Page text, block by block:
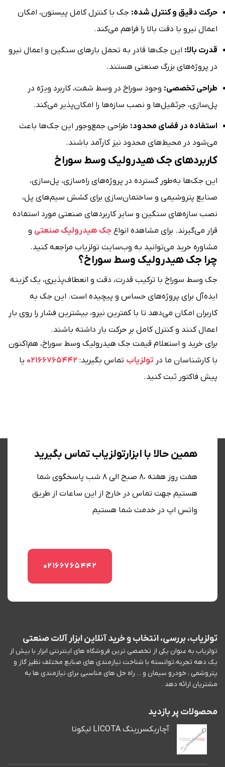
حرکت دقیق و کنترل شده: جک با کنترل کامل پیستون، امکان
اعمال نیرو با دقت بالا را فراهم می‌کند.
قدرت بالا: این جک‌ها قادر به تحمل بارهای سنگین و اعمال نیرو
در پروژه‌های بزرگ صنعتی هستند.
طراحی تخصصی: وجود سوراخ در وسط شفت، کاربرد ویژه در
پل‌سازی، جرثقیل‌ها و نصب سازه‌ها را امکان‌پذیر می‌کند.
استفاده در فضای محدود: طراحی جمع‌وجور این جک‌ها باعث
می‌شود در محیط‌های محدود نیز کارآمد باشند.
کاربردهای جک هیدرولیک وسط سوراخ
این جک‌ها به‌طور گسترده در پروژه‌های راه‌سازی، پل‌سازی،
صنایع پتروشیمی و ساختمان‌سازی برای کشش سیم‌های پل،
نصب سازه‌های سنگین و سایر کاربردهای صنعتی مورد استفاده
قرار می‌گیرند. برای مشاهده انواع جک هیدرولیک صنعتی و
مشاوره خرید می‌توانید به وب‌سایت تولزیاب مراجعه کنید.
چرا جک هیدرولیک وسط سوراخ؟
جک وسط سوراخ با ترکیب قدرت، دقت و انعطاف‌پذیری، یک گزینه
ایده‌آل برای پروژه‌های حساس و پیچیده است. این جک به
کاربران امکان می‌دهد تا با کمترین نیرو، بیشترین فشار را روی بار
اعمال کنند و کنترل کامل بر حرکت بار داشته باشند.
برای خرید و استعلام قیمت جک هیدرولیک وسط سوراخ، هم‌اکنون
با کارشناسان ما در تولزیاب تماس بگیرید: 02166765442 یا
پیش فاکتور ثبت کنید.
همین حالا با ابزارتولزیاب تماس بگیرید
هفت روز هفته ،8 صبح الی 8 شب پاسخگوی شما
هستیم جهت تماس در خارج از این ساعات از طریق
واتس اپ در خدمت شما هستیم
02166765442
تولزیاب، بررسی، انتخاب و خرید آنلاین ابزار آلات صنعتی
تولزیاب به عنوان یکی از تخصصی ترین فروشگاه های اینترنتی ابزار با بیش از
یک دهه تجربه،توانسته با شناخت نیازمندی های صنایع مختلف نظیز گاز و
پتروشمی ، خودرو سیمان و ... راه حل های مناسبی برای نیازمندی ها به
مشتریان ارائه دهد .
محصولات پر بازدید
آچاریکسررینگ LICOTA لیکوتا